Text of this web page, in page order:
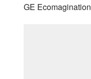
GE Ecomagination